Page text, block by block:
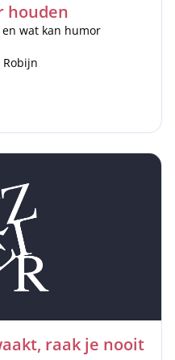
houden
wat kan humor
Robijn
raak je nooit